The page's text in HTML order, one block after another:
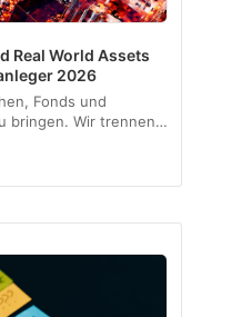
Real World Assets
2026
Fonds und
bringen. Wir trennen
und zeigen, was
kann....